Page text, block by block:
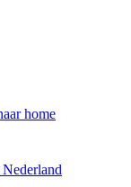
home